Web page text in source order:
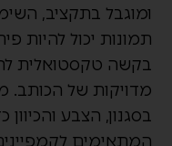
ומוגבל בתקציב,
בקשה טקסטואלית
מדויקות של הכותב.
בסגנון, הצבע והכיוון
המתאימים